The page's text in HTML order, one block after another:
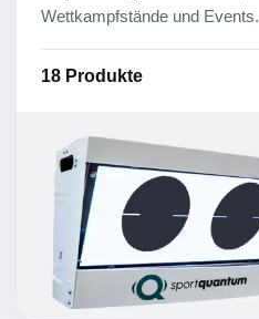
Wettkampfstände und Events.
18 Produkte